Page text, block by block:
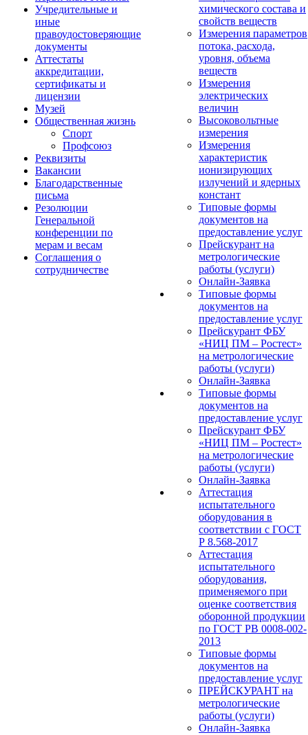
Учредительные и
иные
правоудостоверяющие
документы
Аттестаты
аккредитации,
сертификаты и
лицензии
Музей
Общественная жизнь
Спорт
Профсоюз
Реквизиты
Вакансии
Благодарственные
письма
Резолюции
Генеральной
конференции по
мерам и весам
Соглашения о
сотрудничестве
химического состава и
свойств веществ
Измерения параметров
потока, расхода,
уровня, объема
веществ
Измерения
электрических
величин
Высоковольтные
измерения
Измерения
характеристик
ионизирующих
излучений и ядерных
констант
Типовые формы
документов на
предоставление услуг
Прейскурант на
метрологические
работы (услуги)
Онлайн-Заявка
Типовые формы
документов на
предоставление услуг
Прейскурант ФБУ
«НИЦ ПМ – Ростест»
на метрологические
работы (услуги)
Онлайн-Заявка
Типовые формы
документов на
предоставление услуг
Прейскурант ФБУ
«НИЦ ПМ – Ростест»
на метрологические
работы (услуги)
Онлайн-Заявка
Аттестация
испытательного
оборудования в
соответствии с ГОСТ
Р 8.568-2017
Аттестация
испытательного
оборудования,
применяемого при
оценке соответствия
оборонной продукции
по ГОСТ РВ 0008-002-
2013
Типовые формы
документов на
предоставление услуг
ПРЕЙСКУРАНТ на
метрологические
работы (услуги)
Онлайн-Заявка